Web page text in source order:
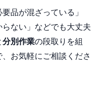
品が混ざっている」
らない」などでも大丈夫
分別作業の段取りを組
お気軽にご相談くださ